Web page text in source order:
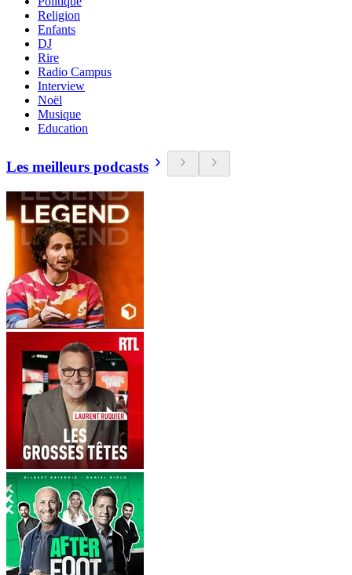
Religion
Enfants
DJ
Rire
Radio Campus
Interview
Noël
Musique
Education
Les meilleurs podcasts